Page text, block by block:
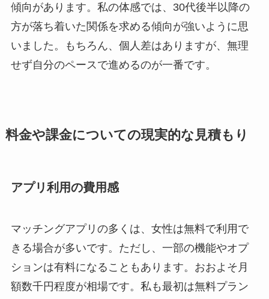
傾向があります。私の体感では、30代後半以降の
方が落ち着いた関係を求める傾向が強いように思
いました。もちろん、個人差はありますが、無理
せず自分のペースで進めるのが一番です。
料金や課金についての現実的な見積もり
アプリ利用の費用感
マッチングアプリの多くは、女性は無料で利用で
きる場合が多いです。ただし、一部の機能やオプ
ションは有料になることもあります。おおよそ月
額数千円程度が相場です。私も最初は無料プラン